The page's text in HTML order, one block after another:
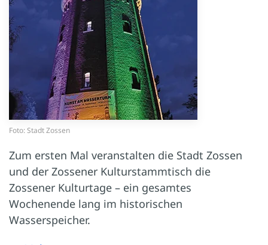
Foto: Stadt Zossen
Zum ersten Mal veranstalten die Stadt Zossen
und der Zossener Kulturstammtisch die
Zossener Kulturtage – ein gesamtes
Wochenende lang im historischen
Wasserspeicher.